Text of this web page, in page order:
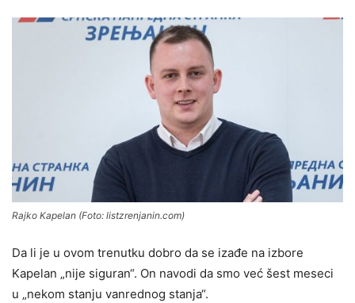
Rajko Kapelan (Foto: listzrenjanin.com)
Da li je u ovom trenutku dobro da se izađe na izbore
Kapelan „nije siguran“. On navodi da smo već šest meseci
u „nekom stanju vanrednog stanja“.